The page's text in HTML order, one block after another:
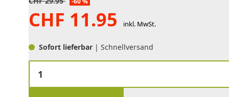
CHF 11.95 inkl. MwSt.
Sofort lieferbar | Schnellversand